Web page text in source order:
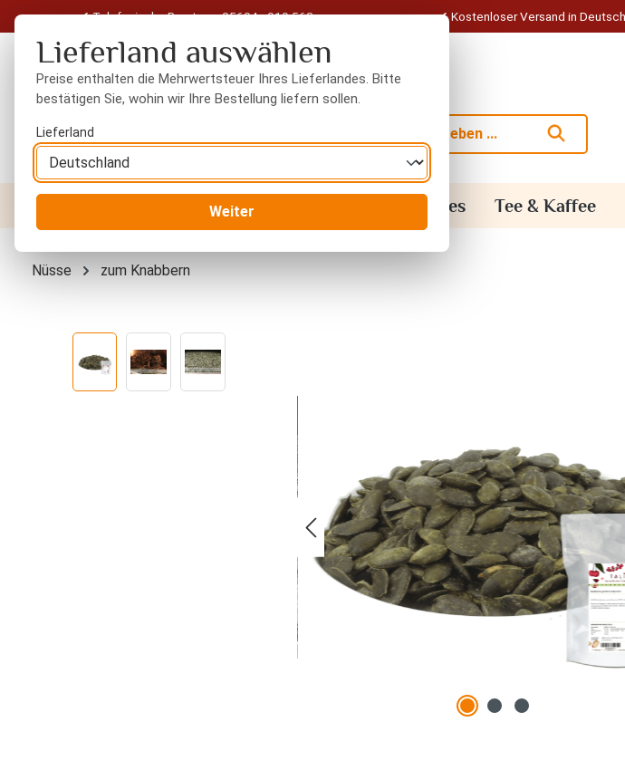
Hauptinhalt springen
Zur Suche springen
Zur Hauptnavigation springen
Telefonische Beratung: 05604 - 919 563 Kostenloser Versand in
Trockenfrüchte Gewürze Orientalisches Tee & Kaffee
Nüsse zum Knabbern
Bildergalerie überspringen
Lieferland auswählen
Preise enthalten die Mehrwertsteuer Ihres Lieferlandes. Bitte
bestätigen Sie, wohin wir Ihre Bestellung liefern sollen.
Lieferland
Weiter